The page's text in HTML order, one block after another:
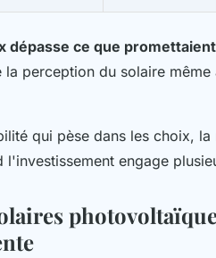
dépasse ce que
perception du solaire même
qui pèse dans les choix, la
engage